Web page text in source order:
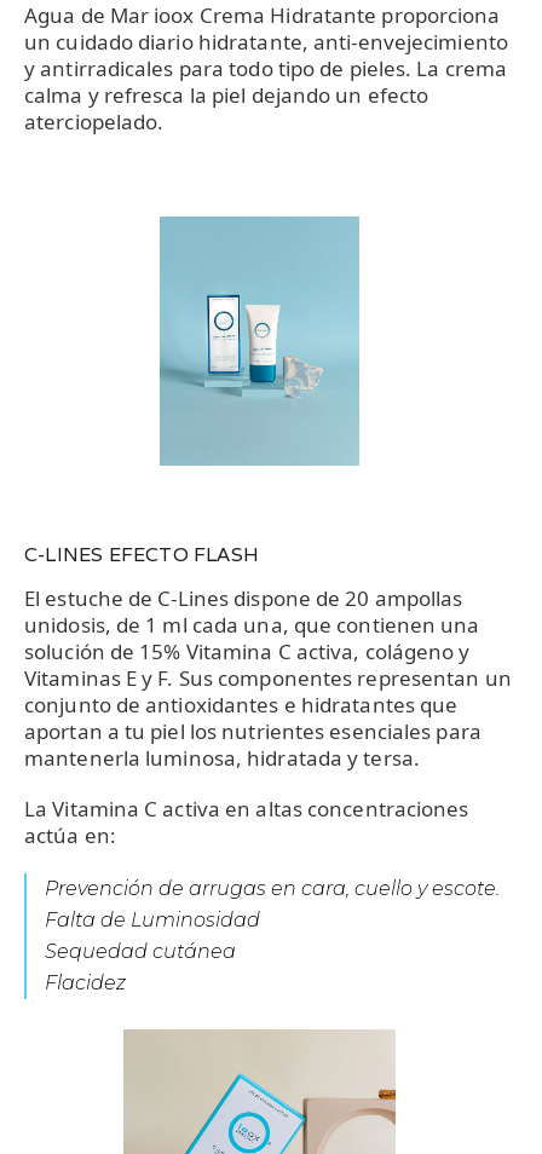
Agua de Mar ioox Crema Hidratante proporciona
un cuidado diario hidratante, anti-envejecimiento
y antirradicales para todo tipo de pieles. La crema
calma y refresca la piel dejando un efecto
aterciopelado.
C-LINES EFECTO FLASH
El estuche de C-Lines dispone de 20 ampollas
unidosis, de 1 ml cada una, que contienen una
solución de 15% Vitamina C activa, colágeno y
Vitaminas E y F. Sus componentes representan un
conjunto de antioxidantes e hidratantes que
aportan a tu piel los nutrientes esenciales para
mantenerla luminosa, hidratada y tersa.
La Vitamina C activa en altas concentraciones
actúa en:
Prevención de arrugas en cara, cuello y escote.
Falta de Luminosidad
Sequedad cutánea
Flacidez